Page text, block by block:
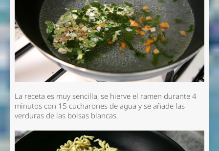
La receta es muy sencilla, se hierve el ramen durante 4
minutos con 15 cucharones de agua y se añade las
verduras de las bolsas blancas.